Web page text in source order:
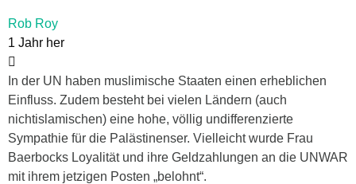
Rob Roy
1 Jahr her
In der UN haben muslimische Staaten einen erheblichen
Einfluss. Zudem besteht bei vielen Ländern (auch
nichtislamischen) eine hohe, völlig undifferenzierte
Sympathie für die Palästinenser. Vielleicht wurde Frau
Baerbocks Loyalität und ihre Geldzahlungen an die UNWAR
mit ihrem jetzigen Posten „belohnt“.